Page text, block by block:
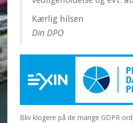
Kærlig hilsen
Din DPO
Bliv klogere på de mange GDPR